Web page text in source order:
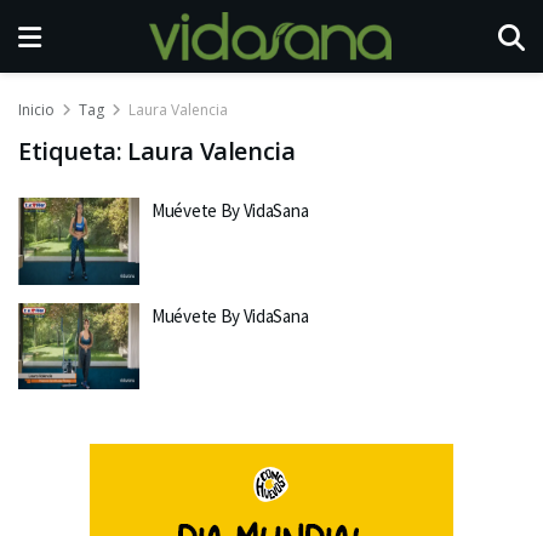
Inicio Tag Laura Valencia
Etiqueta: Laura Valencia
Muévete By VidaSana
Muévete By VidaSana